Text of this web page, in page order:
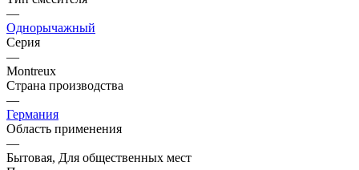
—
Однорычажный
Серия
—
Montreux
Страна производства
—
Германия
Область применения
—
Бытовая, Для общественных мест